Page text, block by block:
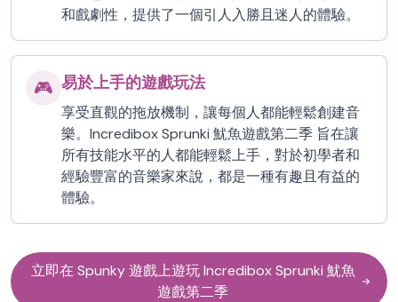
和戲劇性，提供了一個引人入勝且迷人的體驗。
🎮 易於上手的遊戲玩法
享受直觀的拖放機制，讓每個人都能輕鬆創建音
樂。Incredibox Sprunki 魷魚遊戲第二季 旨在讓
所有技能水平的人都能輕鬆上手，對於初學者和
經驗豐富的音樂家來說，都是一種有趣且有益的
體驗。
立即在 Spunky 遊戲上遊玩 Incredibox Sprunki 魷魚
遊戲第二季